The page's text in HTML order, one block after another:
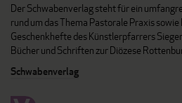
Der Schwabenverlag steht für ein
rund um das Thema Pastorale Praxis
Geschenkhefte des Künstlerpfarrers
Bücher und Schriften zur Diözese
Schwabenverlag